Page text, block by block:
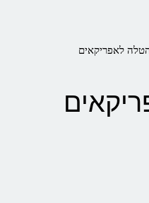
לאפריקאים